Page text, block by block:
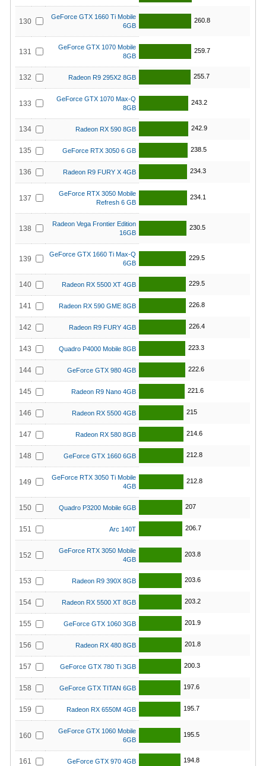
130
GeForce GTX 1660 Ti Mobile
6GB
260.8
131
GeForce GTX 1070 Mobile
8GB
259.7
132 Radeon R9 295X2 8GB 255.7
133
GeForce GTX 1070 Max-Q
8GB
243.2
134 Radeon RX 590 8GB 242.9
135 GeForce RTX 3050 6 GB 238.5
136 Radeon R9 FURY X 4GB 234.3
137
GeForce RTX 3050 Mobile
Refresh 6 GB
234.1
138
Radeon Vega Frontier Edition
16GB
230.5
139
GeForce GTX 1660 Ti Max-Q
6GB
229.5
140 Radeon RX 5500 XT 4GB 229.5
141 Radeon RX 590 GME 8GB 226.8
142 Radeon R9 FURY 4GB 226.4
143 Quadro P4000 Mobile 8GB 223.3
144 GeForce GTX 980 4GB 222.6
145 Radeon R9 Nano 4GB 221.6
146 Radeon RX 5500 4GB 215
147 Radeon RX 580 8GB 214.6
148 GeForce GTX 1660 6GB 212.8
149
GeForce RTX 3050 Ti Mobile
4GB
212.8
150 Quadro P3200 Mobile 6GB 207
151 Arc 140T 206.7
152
GeForce RTX 3050 Mobile
4GB
203.8
153 Radeon R9 390X 8GB 203.6
154 Radeon RX 5500 XT 8GB 203.2
155 GeForce GTX 1060 3GB 201.9
156 Radeon RX 480 8GB 201.8
157 GeForce GTX 780 Ti 3GB 200.3
158 GeForce GTX TITAN 6GB 197.6
159 Radeon RX 6550M 4GB 195.7
160
GeForce GTX 1060 Mobile
6GB
195.5
161 GeForce GTX 970 4GB 194.8